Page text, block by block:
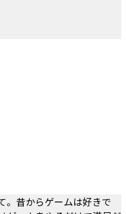
。昔からゲームは好きで